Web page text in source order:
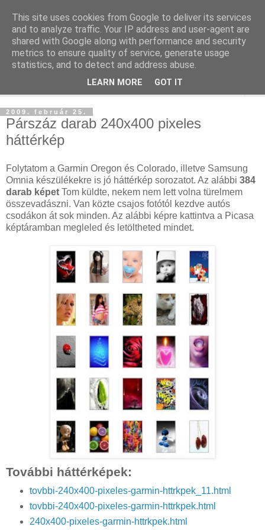
blog.sancho.hu
Egy techember blogja a mindennapok kütyüiről...
2009. február 25.
Párszáz darab 240x400 pixeles
háttérkép
Folytatom a Garmin Oregon és Colorado, illetve Samsung
Omnia készülékekre is jó háttérkép sorozatot. Az alábbi 384
darab képet Tom küldte, nekem nem lett volna türelmem
összevadászni. Van közte csajos fotótól kezdve autós
csodákon át sok minden. Az alábbi képre kattintva a Picasa
képtáramban megleled és letöltheted mindet.
További háttérképek:
tovbbi-240x400-pixeles-garmin-httrkpek_11.html
tovbbi-240x400-pixeles-garmin-httrkpek.html
240x400-pixeles-garmin-httrkpek.html
This site uses cookies from Google to deliver its services
and to analyze traffic. Your IP address and user-agent are
shared with Google along with performance and security
metrics to ensure quality of service, generate usage
statistics, and to detect and address abuse.
LEARN MORE GOT IT